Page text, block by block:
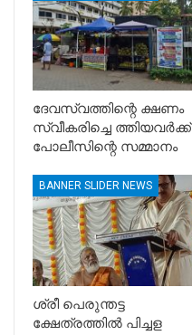
ദേവസ്വത്തിന്റെ ക്ഷണം
സ്വീകരിച്ചെ ത്തിയവർക്ക്
പോലീസിന്റെ സമ്മാനം
BANNER SLIDER NEWS
ശ്രീ പെരുന്തട്ട
ക്ഷേത്രത്തിൽ പിച്ചള